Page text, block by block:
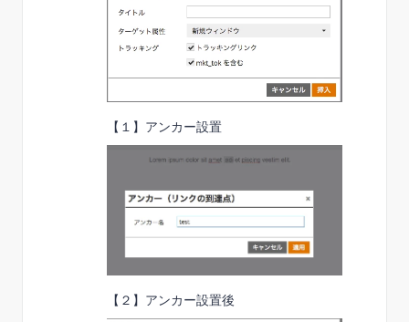
【１】アンカー設置
【２】アンカー設置後